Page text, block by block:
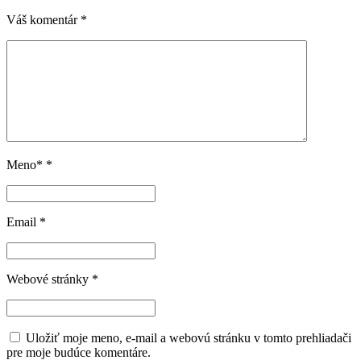
Váš komentár *
Meno* *
Email *
Webové stránky *
Uložiť moje meno, e-mail a webovú stránku v tomto prehliadači
pre moje budúce komentáre.